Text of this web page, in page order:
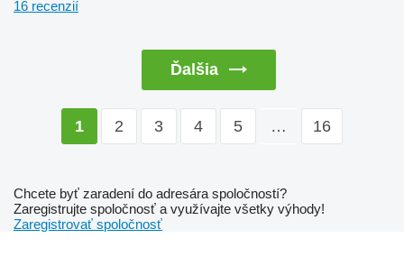
16 recenzií
Ďalšia
1 2 3 4 5 … 16
Chcete byť zaradení do adresára spoločností?
Zaregistrujte spoločnosť a využívajte všetky výhody!
Zaregistrovať spoločnosť